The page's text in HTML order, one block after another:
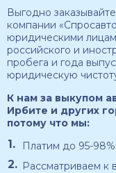
Выгодно
компании
юридическими
российского и
пробега и года
юридическую
К нам за выкупом
Ирбите и других
потому что мы:
Платим до 95-
Рассматриваем к